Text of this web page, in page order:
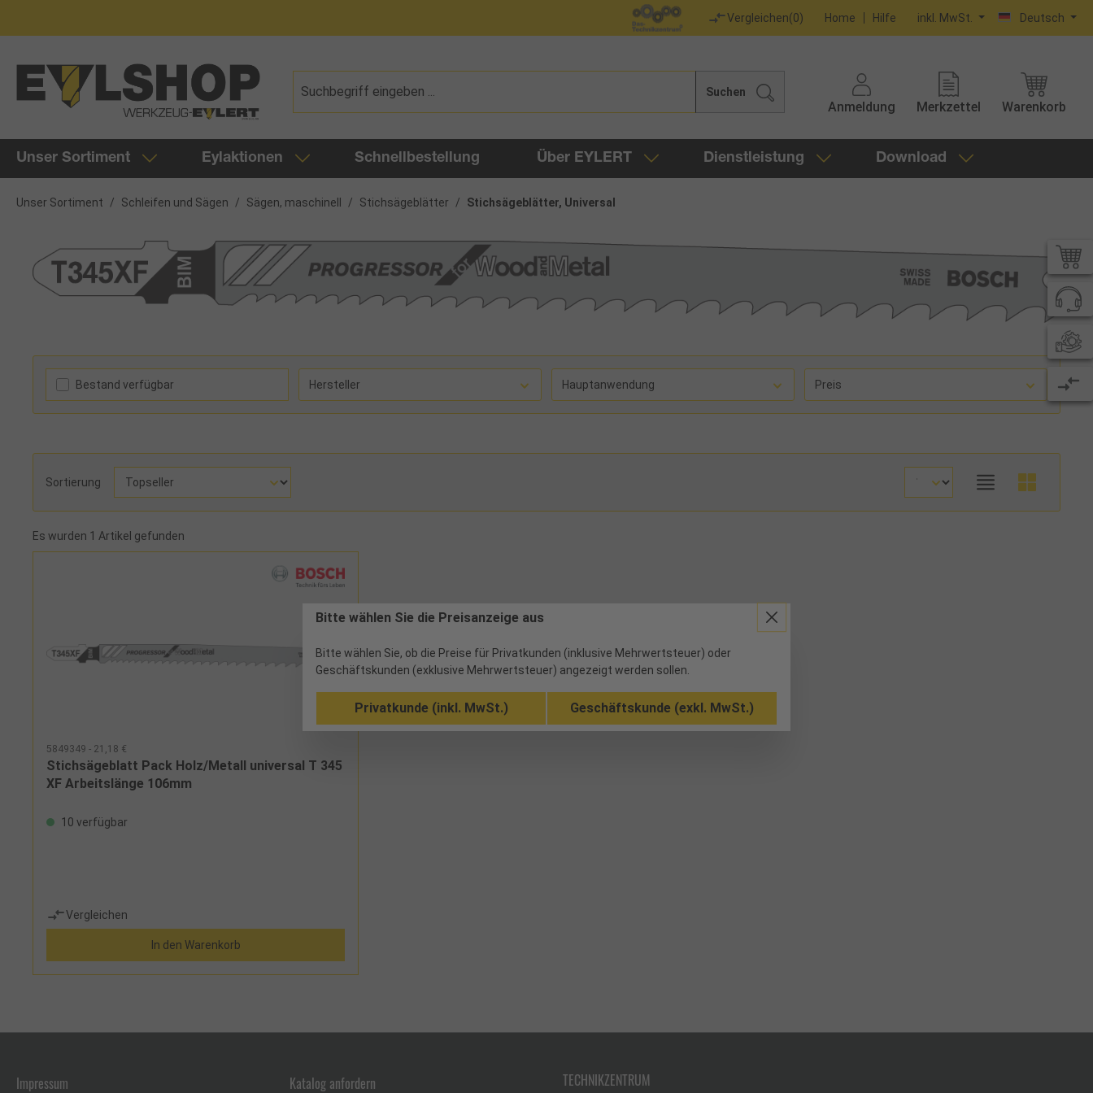
Vergleichen(0) Home Hilfe inkl. MwSt. Deutsch
Suchen
Anmeldung Merkzettel Warenkorb
Unser Sortiment Eylaktionen Schnellbestellung Über EYLERT Dienstleistung Download
Unser Sortiment / Schleifen und Sägen / Sägen, maschinell / Stichsägeblätter / Stichsägeblätter, Universal
Bestand verfügbar Hersteller Hauptanwendung Preis
Sortierung
Es wurden 1 Artikel gefunden
5849349 - 21,18 €
Stichsägeblatt Pack Holz/Metall universal T 345
XF Arbeitslänge 106mm
10 verfügbar
Vergleichen
In den Warenkorb
Impressum Katalog anfordern TECHNIKZENTRUM
Bitte wählen Sie die Preisanzeige aus
Bitte wählen Sie, ob die Preise für Privatkunden (inklusive Mehrwertsteuer) oder
Geschäftskunden (exklusive Mehrwertsteuer) angezeigt werden sollen.
Privatkunde (inkl. MwSt.) Geschäftskunde (exkl. MwSt.)